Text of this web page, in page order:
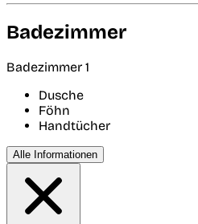
Badezimmer
Badezimmer 1
Dusche
Föhn
Handtücher
Alle Informationen